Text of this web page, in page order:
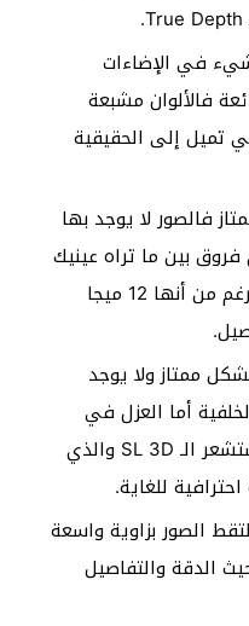
في الإضاءات
فالألوان مشبعة
تميل إلى الحقيقية
فالصور لا يوجد بها
بين ما تراه عينيك
والصور فهي دقيقه جدا بالرغم من أنها 12 ميجا
ممتاز ولا يوجد
أما العزل في
الكاميرا الأمامية فهناك مستشعر الـ SL 3D والذي
للغاية.
الصور بزاوية واسعة
الدقة والتفاصيل